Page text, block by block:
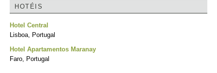
HOTÉIS
Hotel Central
Lisboa, Portugal
Hotel Apartamentos Maranay
Faro, Portugal